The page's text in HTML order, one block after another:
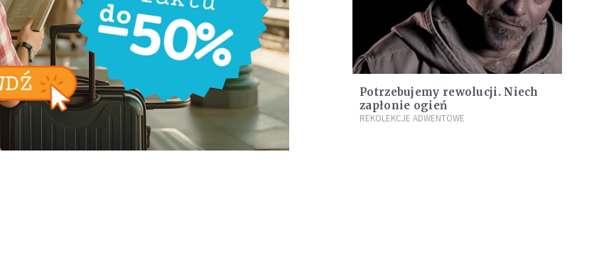
Potrzebujemy rewolucji. Niech
zapłonie ogień
REKOLEKCJE ADWENTOWE